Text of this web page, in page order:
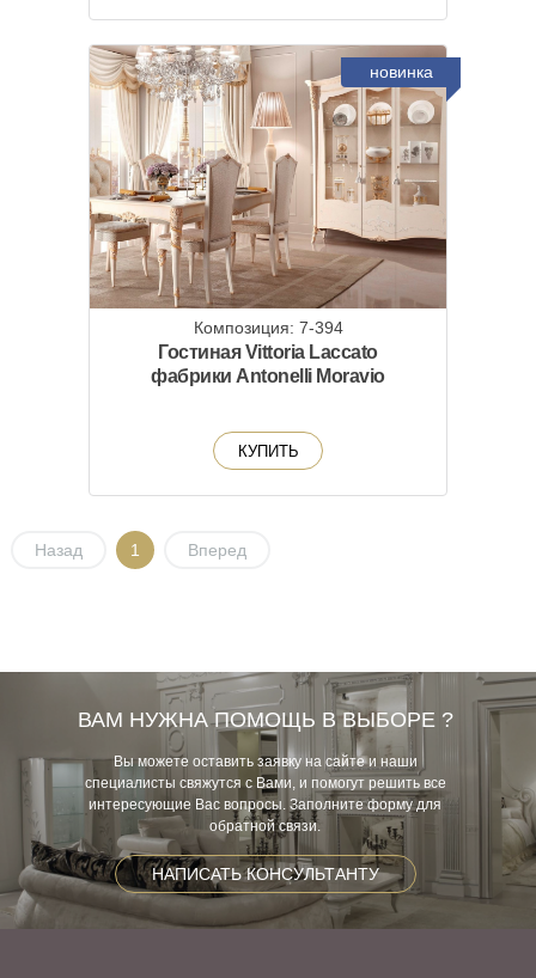
новинка
Композиция: 7-394
Гостиная Vittoria Laccato
фабрики Antonelli Moravio
КУПИТЬ
Назад 1 Вперед
ВАМ НУЖНА ПОМОЩЬ В ВЫБОРЕ ?
Вы можете оставить заявку на сайте и наши
специалисты свяжутся с Вами, и помогут решить все
интересующие Вас вопросы. Заполните форму для
обратной связи.
НАПИСАТЬ КОНСУЛЬТАНТУ